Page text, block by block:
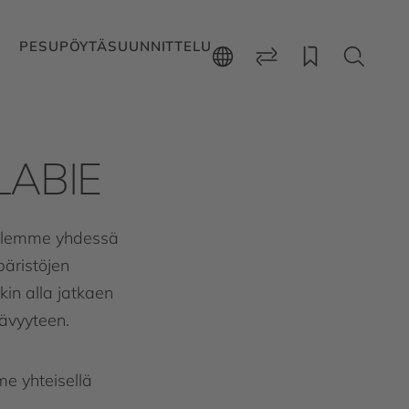
PESUPÖYTÄSUUNNITTELU
yhdessä
alla jatkaen
yhteisellä